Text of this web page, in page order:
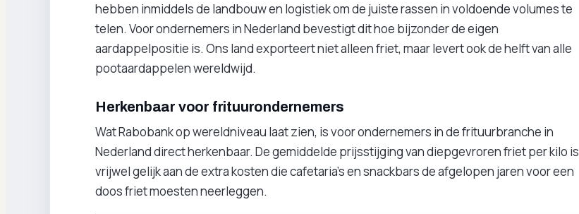
hebben inmiddels de landbouw en logistiek om de juiste rassen in voldoende volumes te
telen. Voor ondernemers in Nederland bevestigt dit hoe bijzonder de eigen
aardappelpositie is. Ons land exporteert niet alleen friet, maar levert ook de helft van alle
pootaardappelen wereldwijd.
Herkenbaar voor frituurondernemers
Wat Rabobank op wereldniveau laat zien, is voor ondernemers in de frituurbranche in
Nederland direct herkenbaar. De gemiddelde prijsstijging van diepgevroren friet per kilo is
vrijwel gelijk aan de extra kosten die cafetaria’s en snackbars de afgelopen jaren voor een
doos friet moesten neerleggen.